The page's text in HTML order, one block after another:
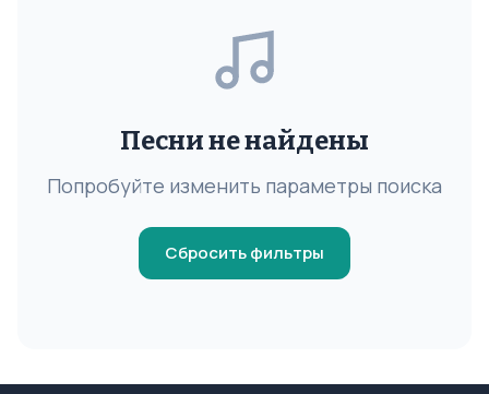
Песни не найдены
Попробуйте изменить параметры поиска
Сбросить фильтры